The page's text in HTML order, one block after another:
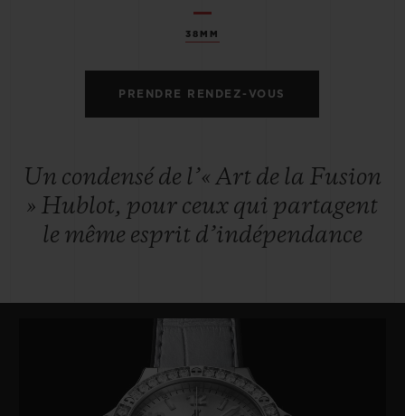
38MM
PRENDRE RENDEZ-VOUS
Un condensé de l’« Art de la Fusion
» Hublot, pour ceux qui partagent
le même esprit d’indépendance